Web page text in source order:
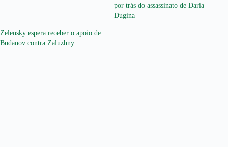
por trás do assassinato de Daria
Dugina
Zelensky espera receber o apoio de
Budanov contra Zaluzhny